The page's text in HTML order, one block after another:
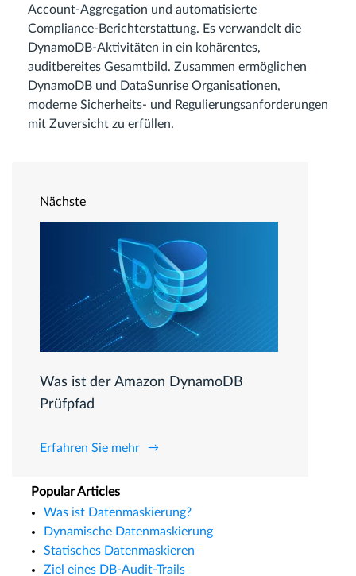
Account-Aggregation und automatisierte
Compliance-Berichterstattung. Es verwandelt die
DynamoDB-Aktivitäten in ein kohärentes,
auditbereites Gesamtbild. Zusammen ermöglichen
DynamoDB und DataSunrise Organisationen,
moderne Sicherheits- und Regulierungsanforderungen
mit Zuversicht zu erfüllen.
Nächste
Was ist der Amazon DynamoDB
Prüfpfad
Erfahren Sie mehr
Popular Articles
Was ist Datenmaskierung?
Dynamische Datenmaskierung
Statisches Datenmaskieren
Ziel eines DB-Audit-Trails